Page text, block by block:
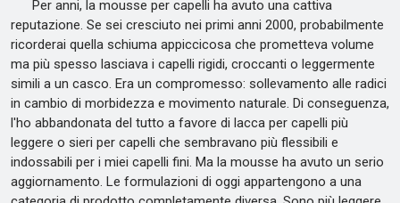
Per anni, la mousse per capelli ha avuto una cattiva
reputazione. Se sei cresciuto nei primi anni 2000, probabilmente
ricorderai quella schiuma appiccicosa che prometteva volume
ma più spesso lasciava i capelli rigidi, croccanti o leggermente
simili a un casco. Era un compromesso: sollevamento alle radici
in cambio di morbidezza e movimento naturale. Di conseguenza,
l'ho abbandonata del tutto a favore di lacca per capelli più
leggere o sieri per capelli che sembravano più flessibili e
indossabili per i miei capelli fini. Ma la mousse ha avuto un serio
aggiornamento. Le formulazioni di oggi appartengono a una